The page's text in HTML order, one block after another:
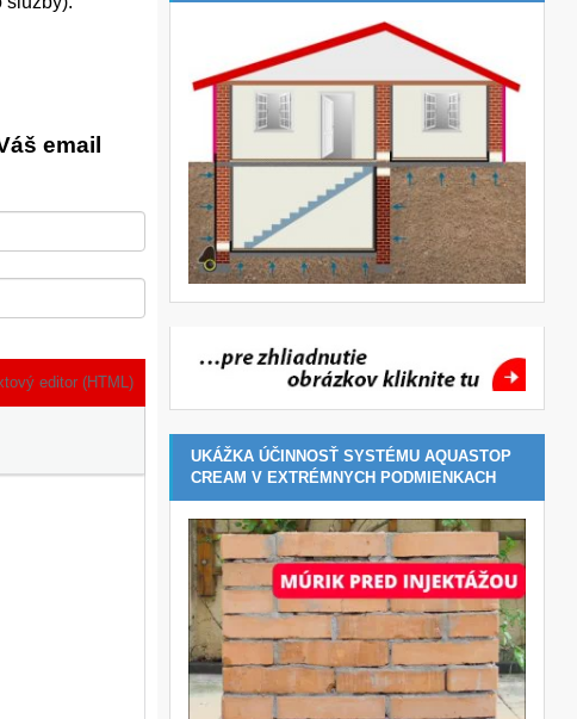
email
editor (HTML)
UKÁŽKA ÚČINNOSŤ SYSTÉMU AQUASTOP
CREAM V EXTRÉMNYCH PODMIENKACH